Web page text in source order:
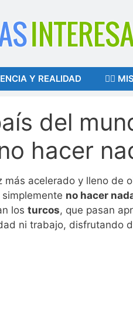
Y REALIDAD 🕵️‍♂️
del
hacer
más acelerado y lleno de
no hacer
los turcos, que pasan
ni trabajo, disfrutando